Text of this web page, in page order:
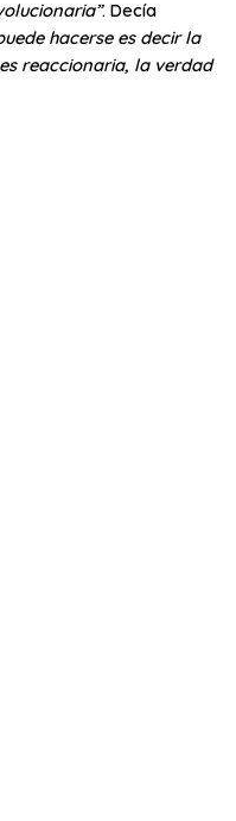
. Decía
hacerse es decir la
reaccionaria, la verdad